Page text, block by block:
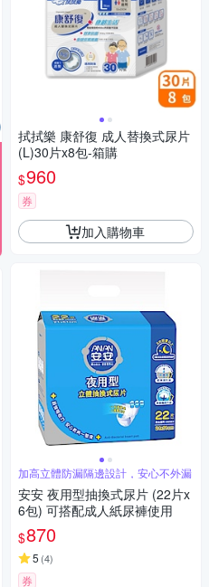
拭拭樂 康舒復 成人替換式尿片
(L)30片x8包-箱購
$960
券
加入購物車
加高立體防漏隔邊設計，安心不外漏
安安 夜用型抽換式尿片 (22片x
6包) 可搭配成人紙尿褲使用
$870
5 (4)
券